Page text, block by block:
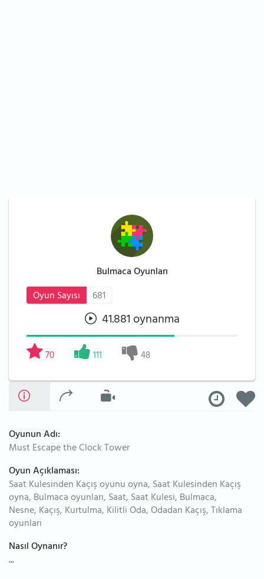
Bulmaca Oyunları
Oyun Sayısı
681
41.881 oynanma
70 111 48
Oyunun Adı:
Must Escape the Clock Tower
Oyun Açıklaması:
Saat Kulesinden Kaçış oyunu oyna, Saat Kulesinden Kaçış
oyna, Bulmaca oyunları, Saat, Saat Kulesi, Bulmaca,
Nesne, Kaçış, Kurtulma, Kilitli Oda, Odadan Kaçış, Tıklama
oyunları
Nasıl Oynanır?
...